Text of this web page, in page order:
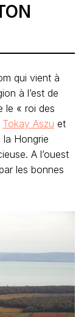
qui vient à
à l’est de
le « roi des
Tokay Aszu et
la Hongrie
A l’ouest
les bonnes